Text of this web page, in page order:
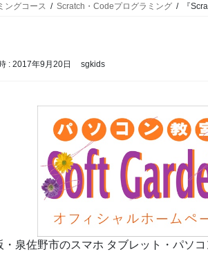
ングコース Scratch・Codeプログラミング 『
: 2017年9月20日 sgkids
・泉佐野市のスマホ タブレット・パソ